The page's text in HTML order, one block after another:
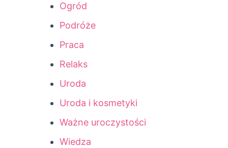
Ogród
Podróże
Praca
Relaks
Uroda
Uroda i kosmetyki
Ważne uroczystości
Wiedza